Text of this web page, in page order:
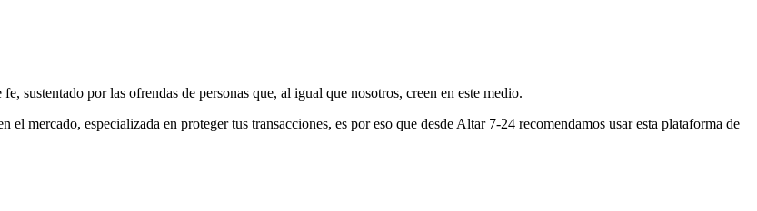
sustentado por las ofrendas de personas que, al igual que nosotros, creen en este medio.
el mercado, especializada en proteger tus transacciones, es por eso que desde Altar 7-24 recomendamos usar esta plataforma de